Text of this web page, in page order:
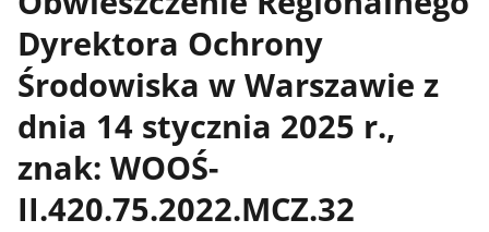
Dyrektora Ochrony
Środowiska w Warszawie z
dnia 14 stycznia 2025 r.,
znak: WOOŚ-
II.420.75.2022.MCZ.32